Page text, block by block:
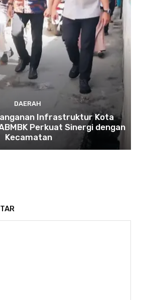
DAERAH
Infrastruktur Kota
Perkuat Sinergi dengan
Kecamatan